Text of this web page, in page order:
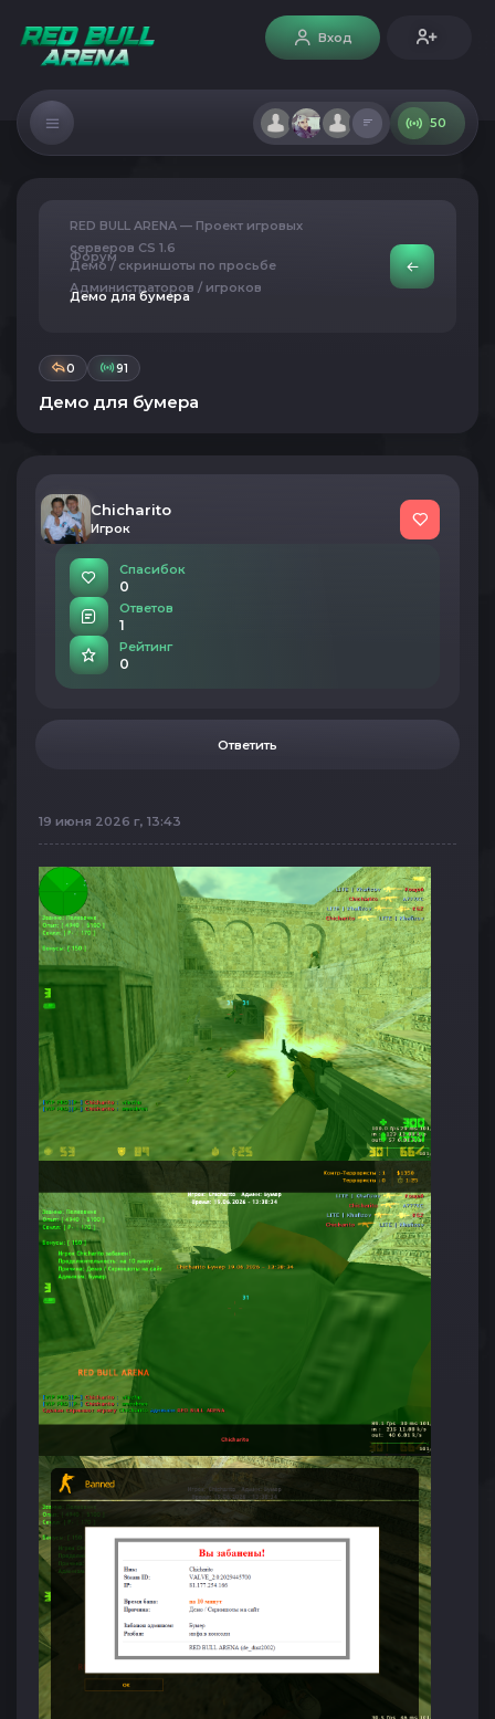
Вход
50
RED BULL ARENA — Проект игровых
серверов CS 1.6
Форум
Демо / скриншоты по просьбе
Администраторов / игроков
Демо для бумера
0 91
Демо для бумера
Chicharito
Игрок
Спасибок
0
Ответов
1
Рейтинг
0
Ответить
19 июня 2026 г, 13:43